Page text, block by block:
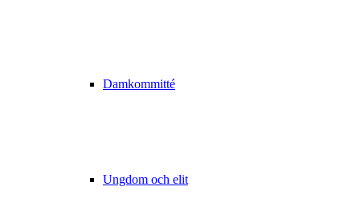
Damkommitté
Ungdom och elit